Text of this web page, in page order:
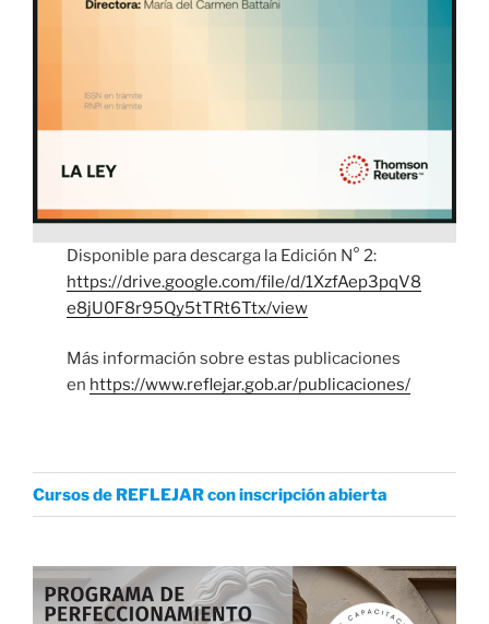
Disponible para descarga la Edición N° 2:
https://drive.google.com/file/d/1XzfAep3pqV8
e8jU0F8r95Qy5tTRt6Ttx/view
Más información sobre estas publicaciones
en https://www.reflejar.gob.ar/publicaciones/
Cursos de REFLEJAR con inscripción abierta